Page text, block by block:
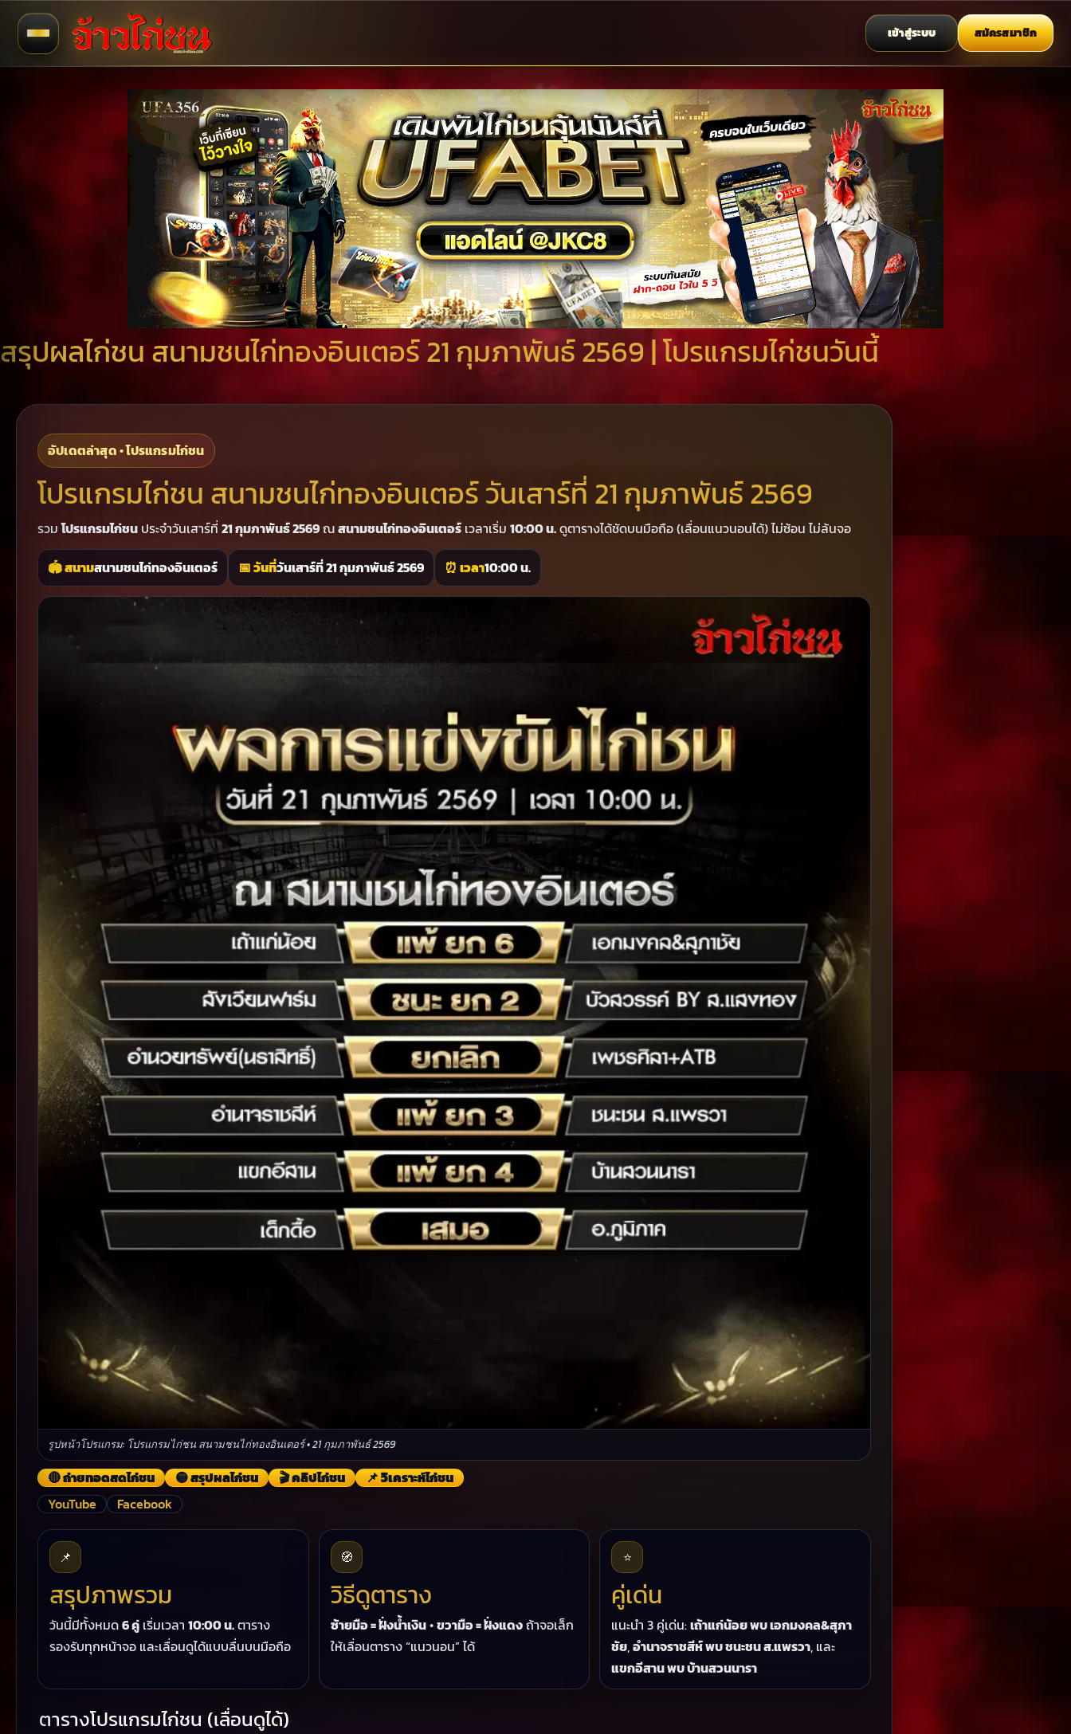
เข้าสู่ระบบ สมัครสมาชิก
สรุปผลไก่ชน สนามชนไก่ทองอินเตอร์ 21 กุมภาพันธ์ 2569 | โปรแกรมไก่ชนวันนี้
อัปเดตล่าสุด • โปรแกรมไก่ชน
โปรแกรมไก่ชน สนามชนไก่ทองอินเตอร์ วันเสาร์ที่ 21 กุมภาพันธ์ 2569
รวมโปรแกรมไก่ชน ประจำวันเสาร์ที่ 21 กุมภาพันธ์ 2569ณสนามชนไก่ทองอินเตอร์ เวลาเริ่ม 10:00 น.ดูตารางได้ชัดบนมือถือ (เลื่อนแนวนอนได้) ไม่ซ้อน ไม่ล้นจอ
🏟 สนามสนามชนไก่ทองอินเตอร์ 📅 วันที่วันเสาร์ที่ 21 กุมภาพันธ์ 2569 ⏰ เวลา10:00 น.
รูปหน้าโปรแกรม: โปรแกรมไก่ชน สนามชนไก่ทองอินเตอร์ • 21 กุมภาพันธ์ 2569
🔴 ถ่ายทอดสดไก่ชน 🟡 สรุปผลไก่ชน 🎬 คลิปไก่ชน
📌 วิเคราะห์ไก่ชน
YouTube
Facebook
📌
สรุปภาพรวม
วันนี้มีทั้งหมด6 คู่ เริ่มเวลา 10:00 น.ตาราง
รองรับทุกหน้าจอ และเลื่อนดูได้แบบลื่นบนมือถือ
🧭
วิธีดูตาราง
ซ้ายมือ = ฝั่งน้ำเงิน•ขวามือ = ฝั่งแดงถ้าจอเล็ก
ให้เลื่อนตาราง “แนวนอน” ได้
⭐
คู่เด่น
แนะนำ 3 คู่เด่น:เถ้าแก่น้อย พบ เอกมงคล&สุภา
ชัย,อำนาจราชสีห์ พบ ชนะชน ส.แพรวา, และ
แขกอีสาน พบ บ้านสวนนารา
ตารางโปรแกรมไก่ชน (เลื่อนดูได้)